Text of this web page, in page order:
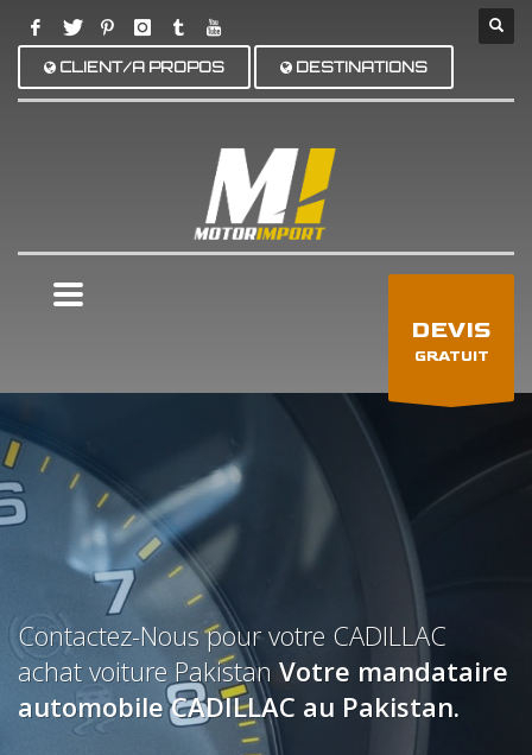
CLIENT/A PROPOS DESTINATIONS
DEVIS
GRATUIT
Contactez-Nous pour votre CADILLAC
achat voiture Pakistan Votre mandataire
automobile CADILLAC au Pakistan.